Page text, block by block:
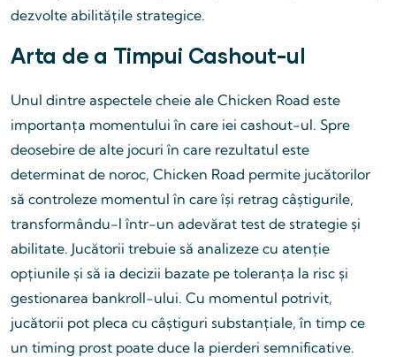
dezvolte abilitățile strategice.
Arta de a Timpui Cashout-ul
Unul dintre aspectele cheie ale Chicken Road este
importanța momentului în care iei cashout-ul. Spre
deosebire de alte jocuri în care rezultatul este
determinat de noroc, Chicken Road permite jucătorilor
să controleze momentul în care își retrag câștigurile,
transformându-l într-un adevărat test de strategie și
abilitate. Jucătorii trebuie să analizeze cu atenție
opțiunile și să ia decizii bazate pe toleranța la risc și
gestionarea bankroll-ului. Cu momentul potrivit,
jucătorii pot pleca cu câștiguri substanțiale, în timp ce
un timing prost poate duce la pierderi semnificative.